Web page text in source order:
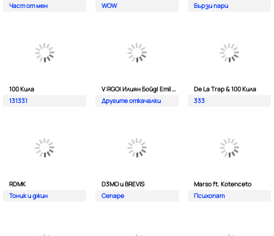
Част от мен
WOW
Бързи пари
100 Кила
131331
V:RGO| Илиян Бойд| Emil TRF| Dim4oU и Aтанас Колев
Другите откачалки
De La Trap & 100 Кила
333
RDMK
Тоник и джин
D3MO и BREVIS
Сепаре
Marso ft. Kotenceto
Психопат